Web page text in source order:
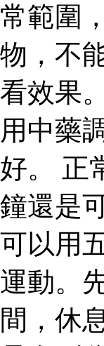
常範圍
物，不
看效果
用中藥
好。 正
鐘還是
可以用
運動。
間，休